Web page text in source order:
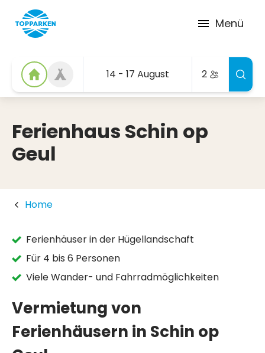
Menü
14 - 17 August 2
Ferienhaus Schin op
Geul
Home
Ferienhäuser in der Hügellandschaft
Für 4 bis 6 Personen
Viele Wander- und Fahrradmöglichkeiten
Vermietung von
Ferienhäusern in Schin op